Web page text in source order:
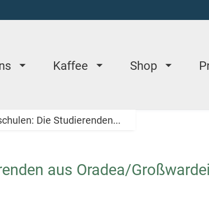
Kaffee Shop
Die Studierenden...
aus Oradea/